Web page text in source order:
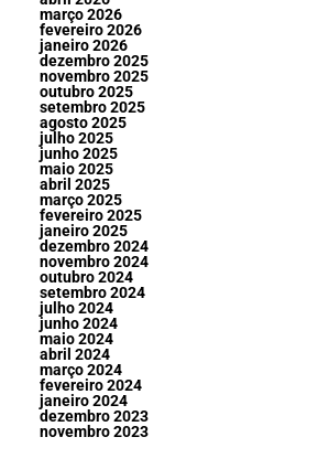
março 2026
fevereiro 2026
janeiro 2026
dezembro 2025
novembro 2025
outubro 2025
setembro 2025
agosto 2025
julho 2025
junho 2025
maio 2025
abril 2025
março 2025
fevereiro 2025
janeiro 2025
dezembro 2024
novembro 2024
outubro 2024
setembro 2024
julho 2024
junho 2024
maio 2024
abril 2024
março 2024
fevereiro 2024
janeiro 2024
dezembro 2023
novembro 2023